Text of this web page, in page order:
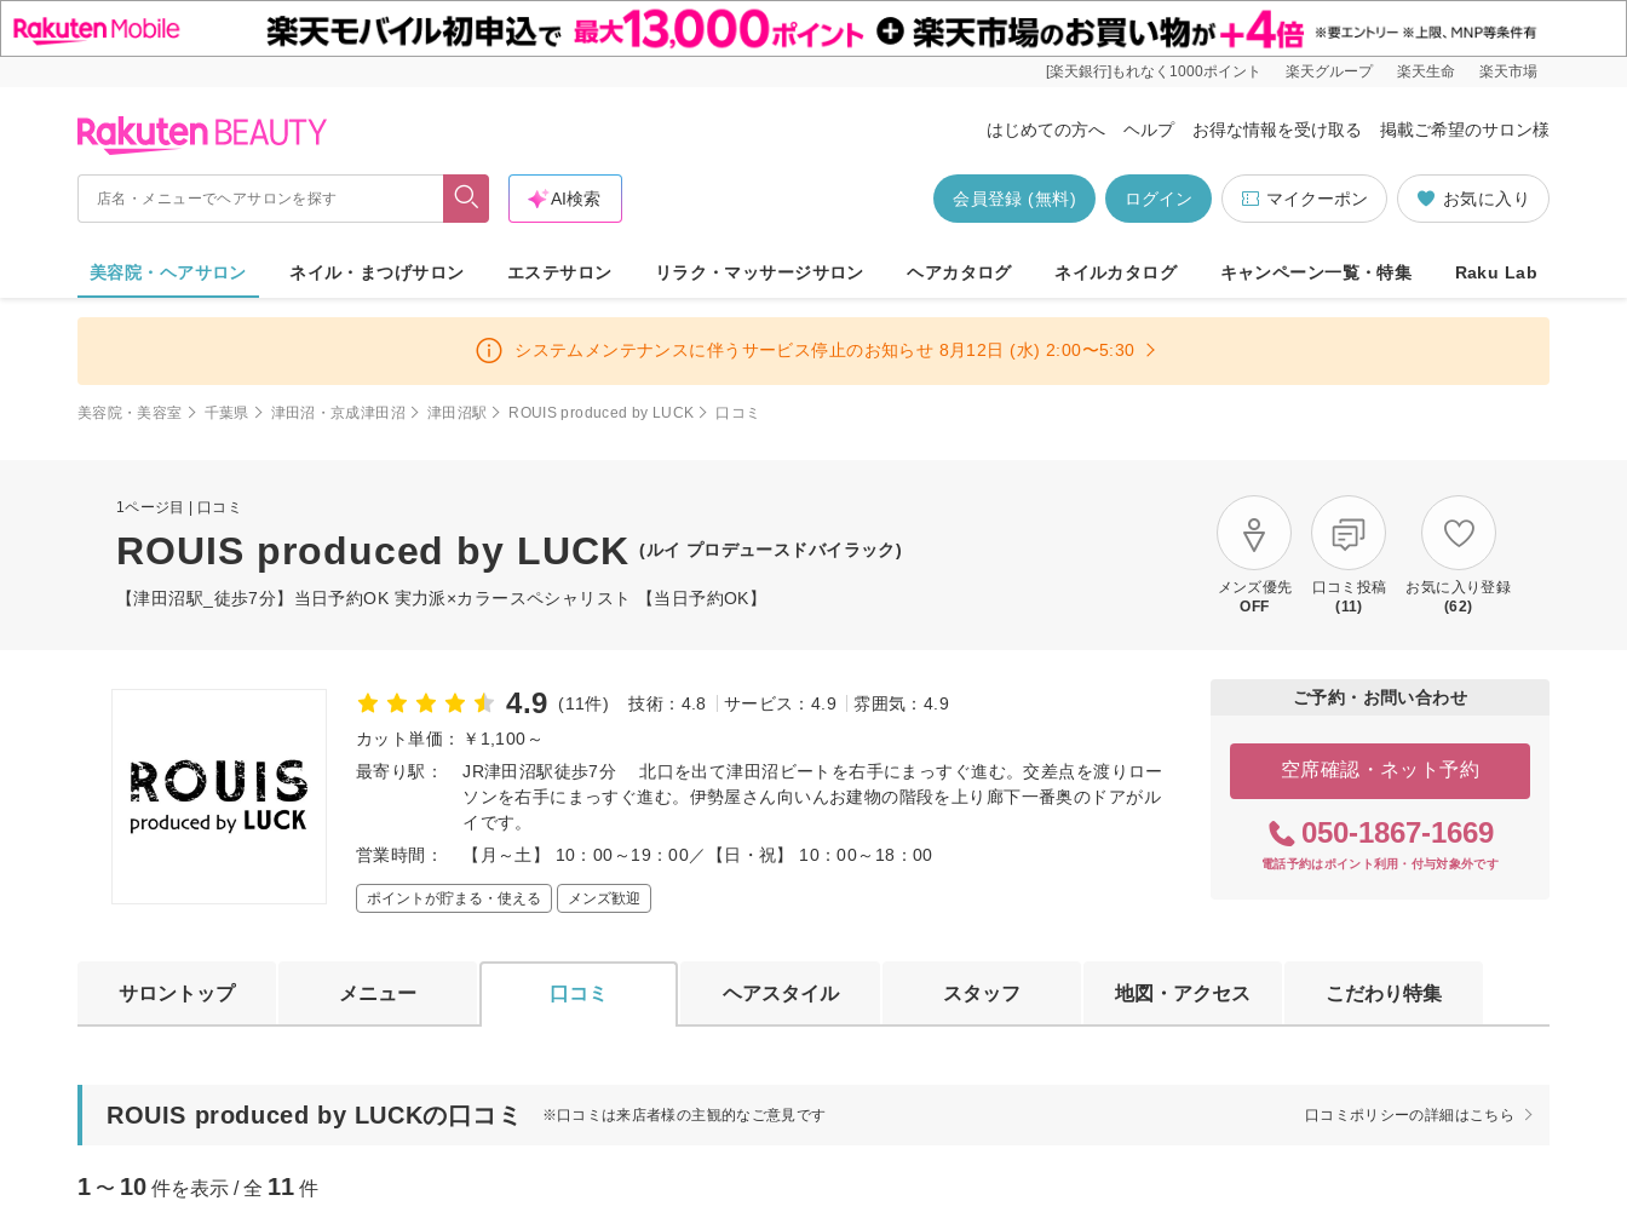
[楽天銀行]もれなく1000ポイント 楽天グループ 楽天生命 楽天市場
はじめての方へ ヘルプ お得な情報を受け取る 掲載ご希望のサロン様
お気に入り
マイクーポン
ログイン
会員登録 (無料)
AI検索
美容院・ヘアサロン ネイル・まつげサロン エステサロン リラク・マッサージサロン ヘアカタログ ネイルカタログ キャンペーン一覧・特集 Raku Lab
システムメンテナンスに伴うサービス停止のお知らせ 8月12日 (水) 2:00〜5:30
美容院・美容室 千葉県 津田沼・京成津田沼 津田沼駅 ROUIS produced by LUCK 口コミ
1ページ目 | 口コミ
ROUIS produced by LUCK (ルイ プロデュースドバイラック)
【津田沼駅_徒歩7分】当日予約OK 実力派×カラースペシャリスト 【当日予約OK】
メンズ優先
OFF
口コミ投稿
(11)
お気に入り登録
(62)
4.9 (11件) 技術：4.8 サービス：4.9
雰囲気：4.9
カット単価：
￥1,100～
最寄り駅：
JR津田沼駅徒歩7分 北口を出て津田沼ビートを右手にまっすぐ進む。交差点を渡りロー
ソンを右手にまっすぐ進む。伊勢屋さん向いんお建物の階段を上り廊下一番奥のドアがル
イです。
営業時間：
【月～土】 10：00～19：00／【日・祝】 10：00～18：00
ポイントが貯まる・使える メンズ歓迎
ご予約・お問い合わせ
空席確認・ネット予約
050-1867-1669
電話予約はポイント利用・付与対象外です
サロントップ メニュー 口コミ ヘアスタイル スタッフ 地図・アクセス こだわり特集
ROUIS produced by LUCKの口コミ ※口コミは来店者様の主観的なご意見です 口コミポリシーの詳細はこちら
1 〜 10 件を表示 / 全 11 件